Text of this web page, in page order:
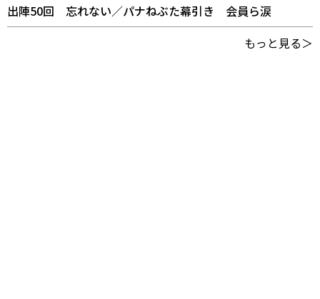
出陣50回 忘れない／パナねぶた幕引き 会員ら涙
もっと見る＞